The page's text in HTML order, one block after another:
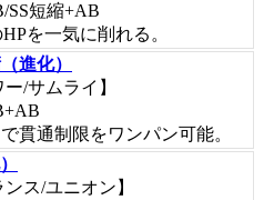
SS短縮+AB
を一気に削れる。
進化）
ー/サムライ】
貫通制限をワンパン可能。
ンス/ユニオン】